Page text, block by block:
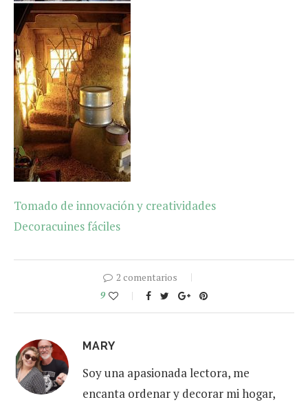
Tomado de innovación y creatividades
Decoracuines fáciles
2 comentarios
9
MARY
Soy una apasionada lectora, me
encanta ordenar y decorar mi hogar,